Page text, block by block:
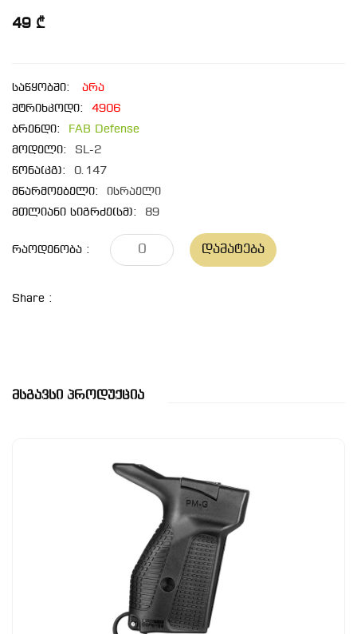
49 ₾
საწყობში:
არა
შტრიხკოდი:
4906
ბრენდი:
FAB Defense
მოდელი:
SL-2
წონა(კგ):
0.147
მწარმოებელი:
ისრაელი
მთლიანი სიგრძე(სმ):
89
Რაოდენობა : Დამატება
Share :
Მსგავსი Პროდუქცია